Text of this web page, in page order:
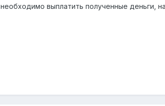
необходимо выплатить полученные деньги,